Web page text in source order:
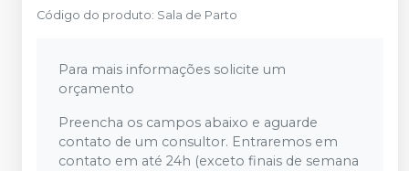
Código do produto: Sala de Parto
Para mais informações solicite um
orçamento
Preencha os campos abaixo e aguarde
contato de um consultor. Entraremos em
contato em até 24h (exceto finais de semana